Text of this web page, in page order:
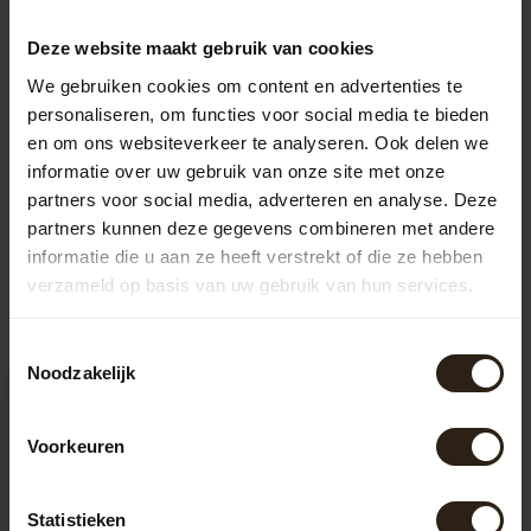
Deze website maakt gebruik van cookies
We gebruiken cookies om content en advertenties te
personaliseren, om functies voor social media te bieden
en om ons websiteverkeer te analyseren. Ook delen we
informatie over uw gebruik van onze site met onze
partners voor social media, adverteren en analyse. Deze
partners kunnen deze gegevens combineren met andere
informatie die u aan ze heeft verstrekt of die ze hebben
verzameld op basis van uw gebruik van hun services.
Noodzakelijk
Voorkeuren
Statistieken
Vragen over dit product?
Neem gerust contact op met onze klantenservice op
info@barrelatelier.nlof038 - 3760185. We helpen je graag!
Recent bekeken